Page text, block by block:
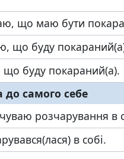
що маю бути
що буду
буду покараний(а).
до самого себе
розчарування в
в собі.